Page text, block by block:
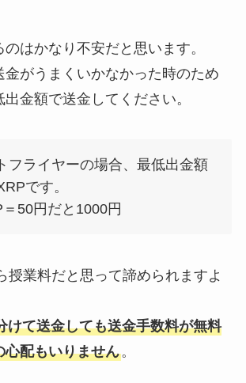
はかなり不安だと思います。
金がうまくいかなかった時のため
金額で送金してください。
フライヤーの場合、最低出金額
です。
50円だと1000円
授業料だと思って諦められますよ
けて送金しても送金手数料が無料
心配もいりません。